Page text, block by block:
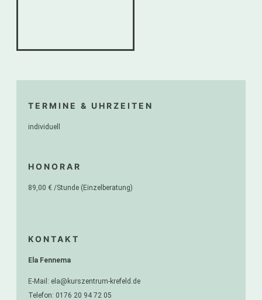
TERMINE & UHRZEITEN
individuell
HONORAR
89,00 € /Stunde (Einzelberatung)
KONTAKT
Ela Fennema
E-Mail: ela@kurszentrum-krefeld.de
Telefon: 0176 20 94 72 05